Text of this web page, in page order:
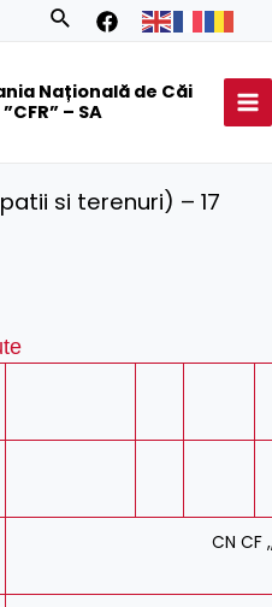
Search
Națională de Căi
– SA
si terenuri) – 17
CN CF